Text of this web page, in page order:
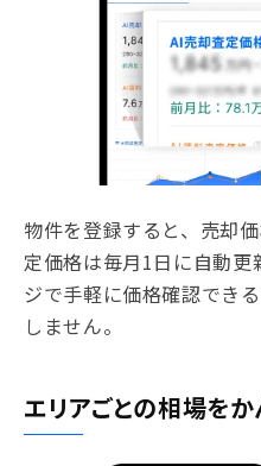
物件を登録すると、売却
定価格は毎月1日に自動
ジで手軽に価格確認でき
しません。
エリアごとの相場をか